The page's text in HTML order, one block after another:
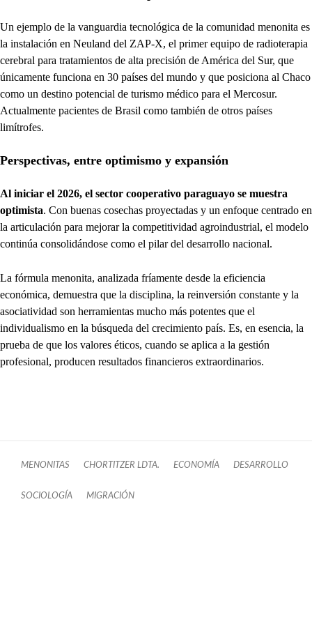
Un ejemplo de la vanguardia tecnológica de la comunidad menonita es
la instalación en Neuland del ZAP-X, el primer equipo de radioterapia
cerebral para tratamientos de alta precisión de América del Sur, que
únicamente funciona en 30 países del mundo y que posiciona al Chaco
como un destino potencial de turismo médico para el Mercosur.
Actualmente pacientes de Brasil como también de otros países
limítrofes.
Perspectivas, entre optimismo y expansión
Al iniciar el 2026, el sector cooperativo paraguayo se muestra
optimista. Con buenas cosechas proyectadas y un enfoque centrado en
la articulación para mejorar la competitividad agroindustrial, el modelo
continúa consolidándose como el pilar del desarrollo nacional.
La fórmula menonita, analizada fríamente desde la eficiencia
económica, demuestra que la disciplina, la reinversión constante y la
asociatividad son herramientas mucho más potentes que el
individualismo en la búsqueda del crecimiento país. Es, en esencia, la
prueba de que los valores éticos, cuando se aplica a la gestión
profesional, producen resultados financieros extraordinarios.
MENONITAS CHORTITZER LDTA. ECONOMÍA DESARROLLO
SOCIOLOGÍA MIGRACIÓN